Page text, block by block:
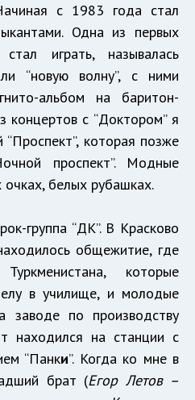
с 1983 года стал
Одна из первых
играть, называлась
“новую волну”, с ними
альбом на баритон-
концертов с “Доктором” я
“Проспект”, которая позже
проспект”. Модные
белых рубашках.
группа “ДК”. В Красково
общежитие, где
которые
в училище, и молодые
заводе по производству
находился на станции с
“Панки”. Когда ко мне в
брат (Егор Летов –